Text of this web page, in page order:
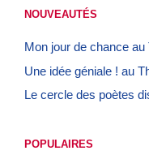
NOUVEAUTÉS
Mon jour de chance au
Une idée géniale ! au
Le cercle des poètes
POPULAIRES